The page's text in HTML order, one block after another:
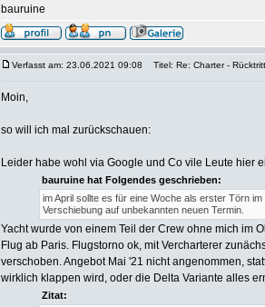
bauruine
Verfasst am: 23.06.2021 09:08 Titel: Re: Charter -
Moin,
so will ich mal zurückschauen:
Leider habe wohl via Google und Co vile Leute hier
bauruine hat Folgendes geschrieben:
im April sollte es für eine Woche als erster Törn
Verschiebung auf unbekannten neuen Termin.
Yacht wurde von einem Teil der Crew ohne mich im
Flug ab Paris. Flugstorno ok, mit Vercharterer
verschoben. Angebot Mai '21 nicht angenommen,
wirklich klappen wird, oder die Delta Variante alles
Zitat: